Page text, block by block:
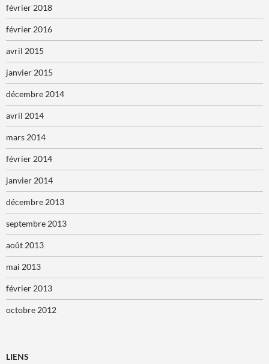
février 2018
février 2016
avril 2015
janvier 2015
décembre 2014
avril 2014
mars 2014
février 2014
janvier 2014
décembre 2013
septembre 2013
août 2013
mai 2013
février 2013
octobre 2012
LIENS